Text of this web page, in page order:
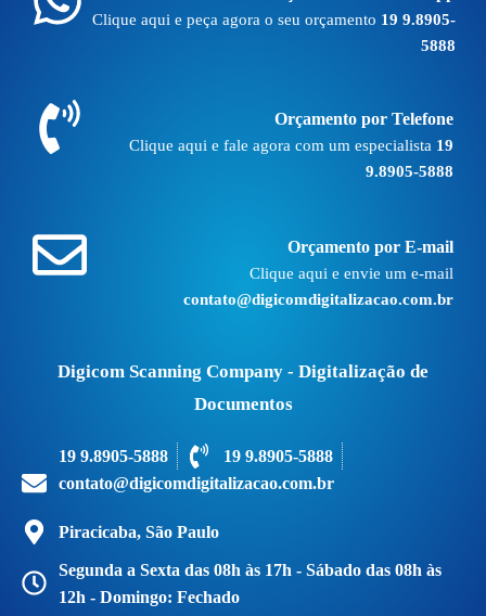
Clique aqui e peça agora o seu orçamento 19 9.8905-
5888
Orçamento por Telefone
Clique aqui e fale agora com um especialista 19
9.8905-5888
Orçamento por E-mail
Clique aqui e envie um e-mail
contato@digicomdigitalizacao.com.br
Digicom Scanning Company - Digitalização de
Documentos
19 9.8905-5888
19 9.8905-5888
contato@digicomdigitalizacao.com.br
Piracicaba, São Paulo
Segunda a Sexta das 08h às 17h - Sábado das 08h às
12h - Domingo: Fechado